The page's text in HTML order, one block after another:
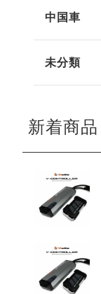
中国車
未分類
新着商品